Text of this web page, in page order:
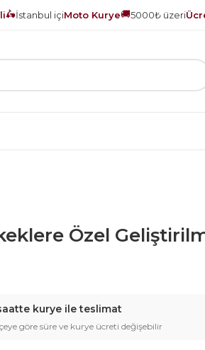
🛵İstanbul içiMoto Kurye🚚5000₺ üzeri
Özel
kurye ile teslimat
göre süre ve kurye ücreti değişebilir